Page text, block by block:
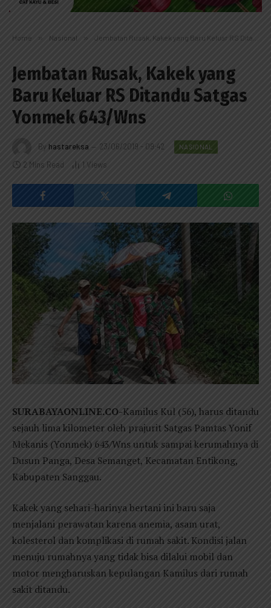
Home » Nasional » Jembatan Rusak, Kakek yang Baru Keluar RS Ditandu Satgas Yonmek 643/Wns
Jembatan Rusak, Kakek yang
Baru Keluar RS Ditandu Satgas
Yonmek 643/Wns
By hastareksa 23/06/2019 - 09:42 NASIONAL
2 Mins Read 1 Views
SURABAYAONLINE.CO-Kamilus Kul (56), harus ditandu
sejauh lima kilometer oleh prajurit Satgas Pamtas Yonif
Mekanis (Yonmek) 643/Wns untuk sampai kerumahnya di
Dusun Panga, Desa Semanget, Kecamatan Entikong,
Kabupaten Sanggau.
Kakek yang sehari-harinya bertani ini baru saja
menjalani perawatan karena anemia, asam urat,
kolesterol dan komplikasi di rumah sakit. Kondisi jalan
menuju rumahnya yang tidak bisa dilalui mobil dan
motor mengharuskan kepulangan Kamilus dari rumah
sakit ditandu.